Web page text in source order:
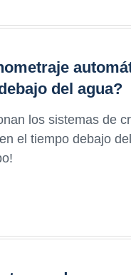
del agua?
los sistemas de
el tiempo debajo